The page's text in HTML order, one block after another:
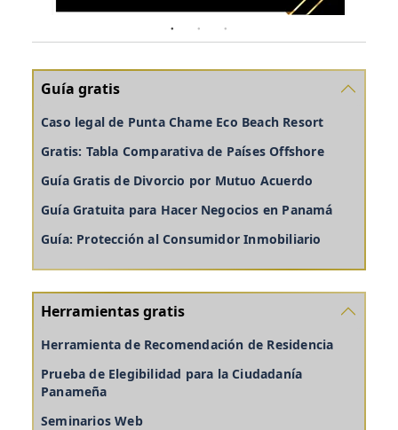
Guía gratis
Caso legal de Punta Chame Eco Beach Resort
Gratis: Tabla Comparativa de Países Offshore
Guía Gratis de Divorcio por Mutuo Acuerdo
Guía Gratuita para Hacer Negocios en Panamá
Guía: Protección al Consumidor Inmobiliario
Herramientas gratis
Herramienta de Recomendación de Residencia
Prueba de Elegibilidad para la Ciudadanía
Panameña
Seminarios Web